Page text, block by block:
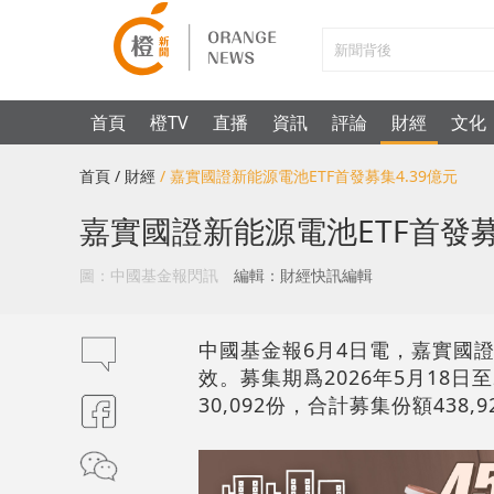
首頁 橙TV 直播 資訊 評論 財經 文化
首頁 / 財經 / 嘉實國證新能源電池ETF首發募集4.39億元
嘉實國證新能源電池ETF首發
圖：中國基金報閃訊 編輯：財經快訊編輯
中國基金報6月4日電，嘉實國
效。募集期爲2026年5月18日
30,092份，合計募集份額